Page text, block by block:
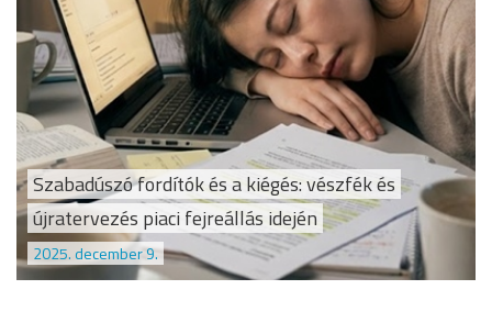
Szabadúszó fordítók és a kiégés: vészfék és
újratervezés piaci fejreállás idején
2025. december 9.